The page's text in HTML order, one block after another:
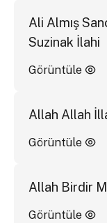
Ali Almış
Suzinak İlahi
Görüntüle
Allah Allah
Görüntüle
Allah Birdir
Görüntüle